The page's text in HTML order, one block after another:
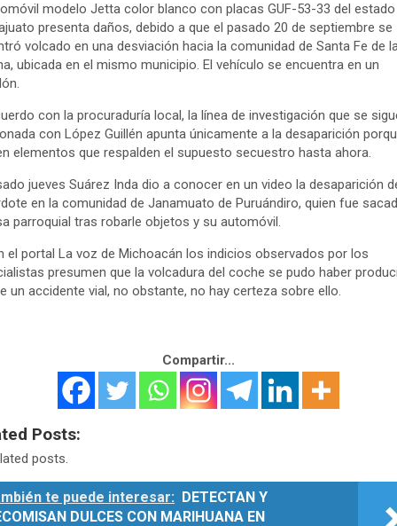
modelo Jetta color blanco con placas GUF-53-33 del
presenta daños, debido a que el pasado 20 de septiembre se
volcado en una desviación hacia la comunidad de Santa Fe de
ubicada en el mismo municipio. El vehículo se encuentra en un
con la procuraduría local, la línea de investigación que se
con López Guillén apunta únicamente a la desaparición
elementos que respalden el supuesto secuestro hasta ahora.
jueves Suárez Inda dio a conocer en un video la desaparición
en la comunidad de Janamuato de Puruándiro, quien fue
parroquial tras robarle objetos y su automóvil.
el portal La voz de Michoacán los indicios observados por los
presumen que la volcadura del coche se pudo haber
un accidente vial, no obstante, no hay certeza sobre ello.
Compartir...
Posts:
posts.
te puede interesar: DETECTAN Y
DULCES CON MARIHUANA EN